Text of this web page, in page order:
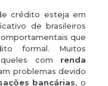
crédito esteja em
de brasileiros
que
formal. Muitos
com renda
problemas devido
bancárias, o